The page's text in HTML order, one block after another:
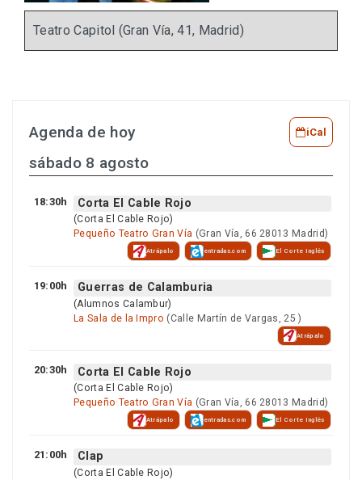
Teatro Capitol (Gran Vía, 41, Madrid)
Agenda de hoy iCal
sábado 8 agosto
18:30h Corta El Cable Rojo
(Corta El Cable Rojo)
Pequeño Teatro Gran Vía (Gran Vía, 66 28013 Madrid)
Atrápalo entradas.com El Corte Inglés
19:00h Guerras de Calamburia
(Alumnos Calambur)
La Sala de la Impro (Calle Martín de Vargas, 25 )
Atrápalo
20:30h Corta El Cable Rojo
(Corta El Cable Rojo)
Pequeño Teatro Gran Vía (Gran Vía, 66 28013 Madrid)
Atrápalo entradas.com El Corte Inglés
21:00h Clap
(Corta El Cable Rojo)